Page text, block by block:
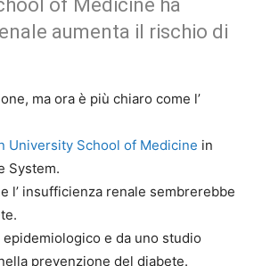
of Medicine ha
aumenta il rischio di
ma ora è più chiaro come l’
University School of Medicine in
System.
l’ insufficienza renale sembrerebbe
e da uno studio
prevenzione del diabete.